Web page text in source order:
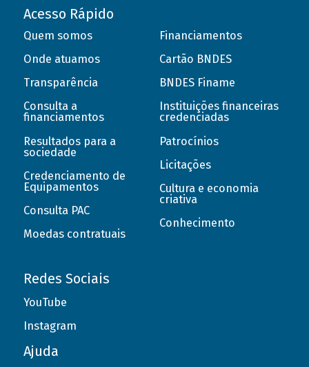
Acesso Rápido
Quem somos
Onde atuamos
Transparência
Consulta a
financiamentos
Resultados para a
sociedade
Credenciamento de
Equipamentos
Consulta PAC
Moedas contratuais
Financiamentos
Cartão BNDES
BNDES Finame
Instituições financeiras
credenciadas
Patrocínios
Licitações
Cultura e economia
criativa
Conhecimento
Redes Sociais
YouTube
Instagram
Ajuda